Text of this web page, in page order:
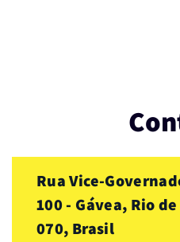
Rua Vice-
100 - Gávea, Rio
070, Brasil